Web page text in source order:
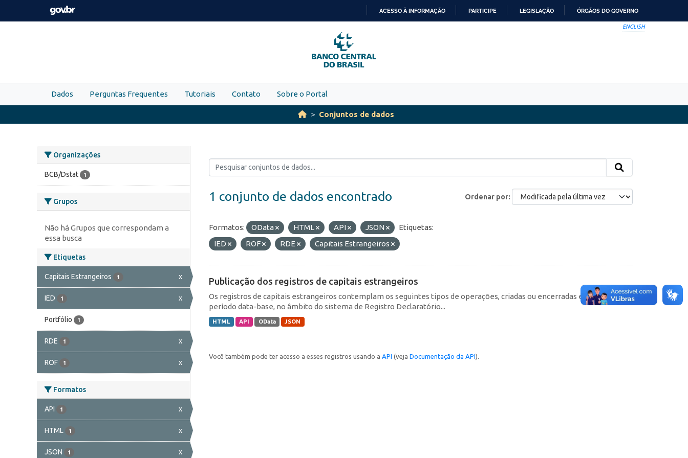
Skip to main content
PARA
O
CONTEÚDO
ACESSO À INFORMAÇÃO PARTICIPE LEGISLAÇÃO ÓRGÃOS DO GOVERNO
ENGLISH
Dados Perguntas Frequentes Tutoriais Contato Sobre o Portal
Conjuntos de dados
Organizações
BCB/Dstat 1
Grupos
Não há Grupos que correspondam a
essa busca
Etiquetas
Capitais Estrangeiros 1 x
IED 1 x
Portfólio 1
RDE 1 x
ROF 1 x
Formatos
API 1 x
HTML 1 x
JSON 1 x
Ordenar por
1 conjunto de dados encontrado
Formatos: OData HTML API JSON
Etiquetas:
IED
ROF RDE Capitais Estrangeiros
Publicação dos registros de capitais estrangeiros
Os registros de capitais estrangeiros contemplam os seguintes tipos de operações, criadas ou encerradas em cada
período data-base, no âmbito do sistema de Registro Declaratório...
HTML API OData JSON
Você também pode ter acesso a esses registros usando a API (veja Documentação da API).